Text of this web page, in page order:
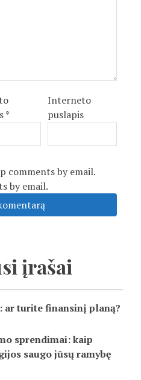
*
Interneto
puslapis
comments by email.
by email.
įrašai
ar turite finansinį planą?
sprendimai: kaip
saugo jūsų ramybę